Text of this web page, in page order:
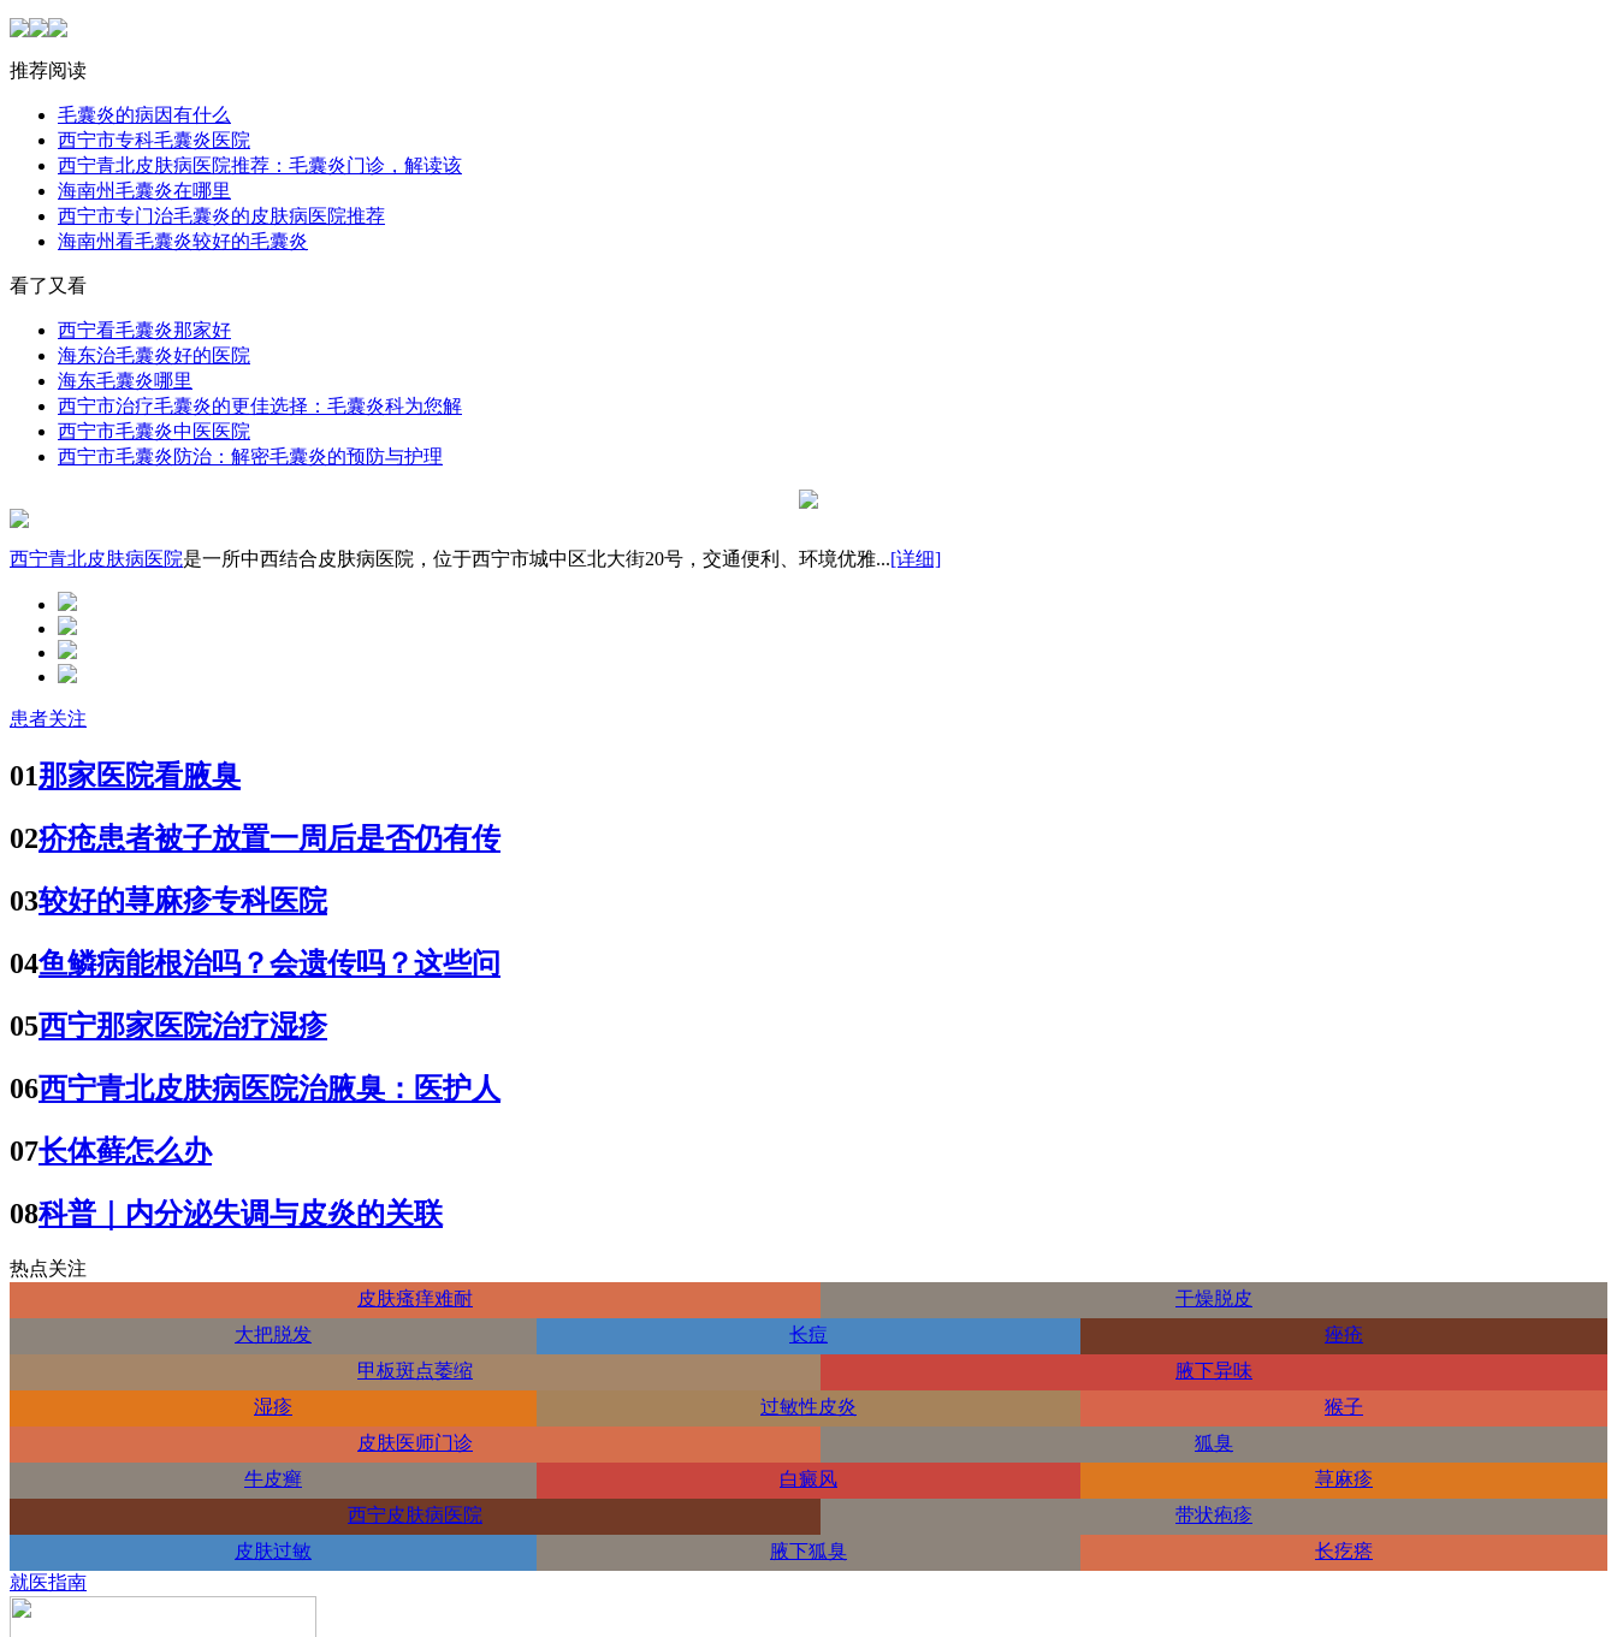
推荐阅读
毛囊炎的病因有什么
西宁市专科毛囊炎医院
西宁青北皮肤病医院推荐：毛囊炎门诊，解读该
海南州毛囊炎在哪里
西宁市专门治毛囊炎的皮肤病医院推荐
海南州看毛囊炎较好的毛囊炎
看了又看
西宁看毛囊炎那家好
海东治毛囊炎好的医院
海东毛囊炎哪里
西宁市治疗毛囊炎的更佳选择：毛囊炎科为您解
西宁市毛囊炎中医医院
西宁市毛囊炎防治：解密毛囊炎的预防与护理
西宁青北皮肤病医院是一所中西结合皮肤病医院，位于西宁市城中区北大街20号，交通便利、环境优雅...[详细]
患者关注
01那家医院看腋臭
02疥疮患者被子放置一周后是否仍有传
03较好的荨麻疹专科医院
04鱼鳞病能根治吗？会遗传吗？这些问
05西宁那家医院治疗湿疹
06西宁青北皮肤病医院治腋臭：医护人
07长体藓怎么办
08科普｜内分泌失调与皮炎的关联
热点关注
皮肤瘙痒难耐
干燥脱皮
大把脱发
长痘
痤疮
甲板斑点萎缩
腋下异味
湿疹
过敏性皮炎
猴子
皮肤医师门诊
狐臭
牛皮癣
白癜风
荨麻疹
西宁皮肤病医院
带状疱疹
皮肤过敏
腋下狐臭
长疙瘩
就医指南